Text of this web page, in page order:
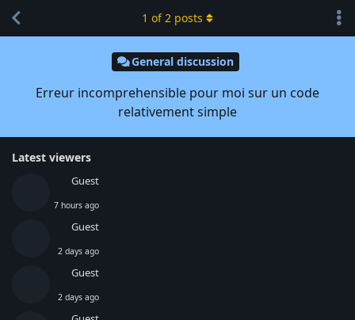
General discussion
Erreur incomprehensible pour moi sur un code
relativement simple
Latest viewers
Guest
7 hours ago
Guest
2 days ago
Guest
2 days ago
1 of2 posts